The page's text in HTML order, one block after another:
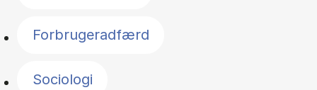
Forbrugeradfærd
Sociologi